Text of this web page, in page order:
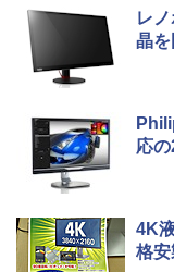
レ
晶
応
4K
格